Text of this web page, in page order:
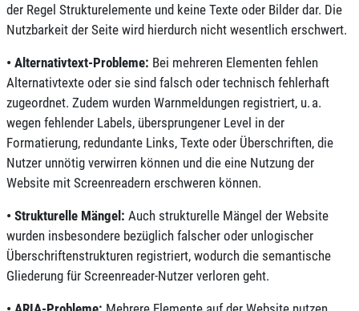
der Regel Strukturelemente und keine Texte oder Bilder dar. Die
Nutzbarkeit der Seite wird hierdurch nicht wesentlich erschwert.
• Alternativtext-Probleme: Bei mehreren Elementen fehlen
Alternativtexte oder sie sind falsch oder technisch fehlerhaft
zugeordnet. Zudem wurden Warnmeldungen registriert, u. a.
wegen fehlender Labels, übersprungener Level in der
Formatierung, redundante Links, Texte oder Überschriften, die
Nutzer unnötig verwirren können und die eine Nutzung der
Website mit Screenreadern erschweren können.
• Strukturelle Mängel: Auch strukturelle Mängel der Website
wurden insbesondere bezüglich falscher oder unlogischer
Überschriftenstrukturen registriert, wodurch die semantische
Gliederung für Screenreader-Nutzer verloren geht.